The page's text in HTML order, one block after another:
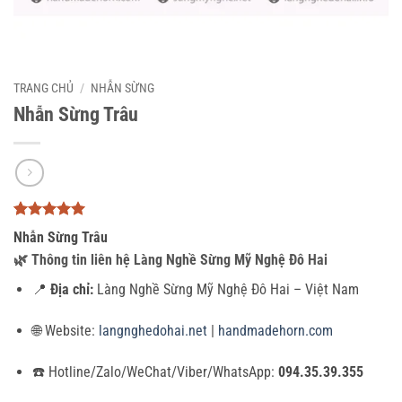
TRANG CHỦ / NHẪN SỪNG
Nhẫn Sừng Trâu
5trên 5
dựa trên
3
đánh giá
Nhẫn Sừng Trâu
🌿 Thông tin liên hệ Làng Nghề Sừng Mỹ Nghệ Đô Hai
📍 Địa chỉ:Làng Nghề Sừng Mỹ Nghệ Đô Hai – Việt Nam
🌐 Website: langnghedohai.net| handmadehorn.com
☎️ Hotline/Zalo/WeChat/Viber/WhatsApp: 094.35.39.355